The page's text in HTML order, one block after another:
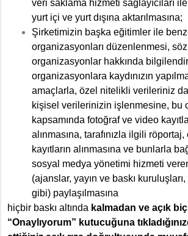
veri saklama hizmeti sağlayıcıları
yurt içi ve yurt dışına aktarılmasına;
Şirketimizin başka eğitimler ile
organizasyonları düzenlenmesi,
organizasyonlar hakkında
organizasyonlara kaydınızın
amaçlarla, özel nitelikli verileriniz
kişisel verilerinizin işlenmesine, bu
kapsamında fotoğraf ve video
alınmasına, tarafınızla ilgili
kayıtların alınmasına ve bunlarla
sosyal medya yönetimi hizmeti
(ajanslar, yayın ve baskı kuruluşları,
gibi) paylaşılmasına
hiçbir baskı altında kalmadan ve açık
“Onaylıyorum” kutucuğuna